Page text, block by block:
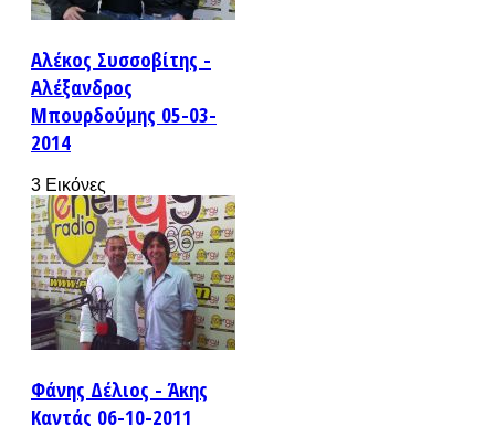
Αλέκος Συσσοβίτης -
Αλέξανδρος
Μπουρδούμης 05-03-
2014
3 Εικόνες
Φάνης Δέλιος - Άκης
Καντάς 06-10-2011